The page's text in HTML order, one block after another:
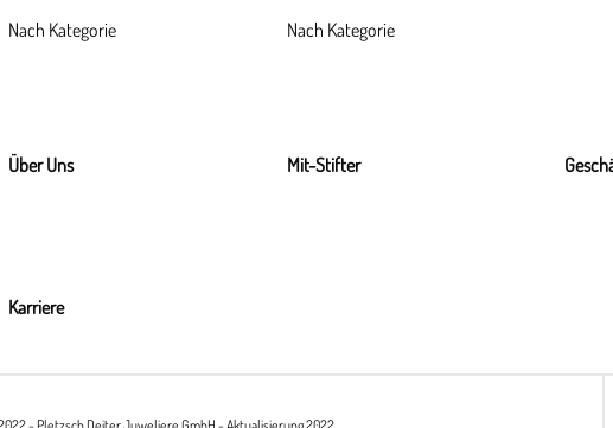
Nach Kategorie
Nach Kategorie
Über Uns Mit-Stifter
Karriere